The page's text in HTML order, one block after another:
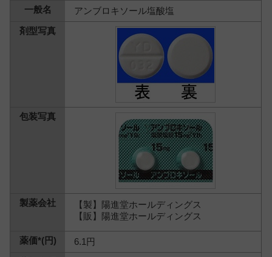
アンブロキソール塩酸塩
【製】陽進堂ホールディングス
【販】陽進堂ホールディングス
6.1円